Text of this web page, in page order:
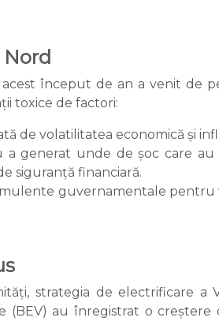
început de an a venit de
toxice de factori:
de volatilitatea economică și
generat unde de șoc care
siguranță financiară.
guvernamentale
strategia de electrificare
au înregistrat o